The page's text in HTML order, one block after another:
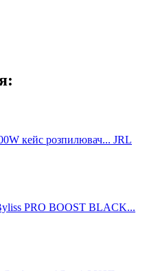
кейс розпилювач... JRL
PRO BOOST BLACK...